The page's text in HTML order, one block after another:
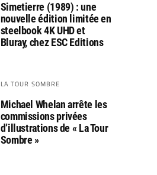
Simetierre (1989) : une
nouvelle édition limitée en
steelbook 4K UHD et
Bluray, chez ESC Editions
LA TOUR SOMBRE
Michael Whelan arrête les
commissions privées
d’illustrations de « La Tour
Sombre »